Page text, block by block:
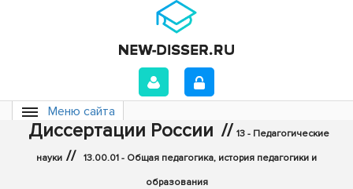
Меню сайта
Диссертации России // 13 - Педагогические
науки // 13.00.01 - Общая педагогика, история педагогики и
образования